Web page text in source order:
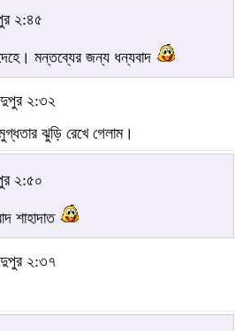
২:৪৫
মন্তব্যের জন্য ধন্যবাদ
২:৩২
ঝুড়ি রেখে গেলাম।
২:৫০
শাহাদাত
দুপুর ২:৩৭